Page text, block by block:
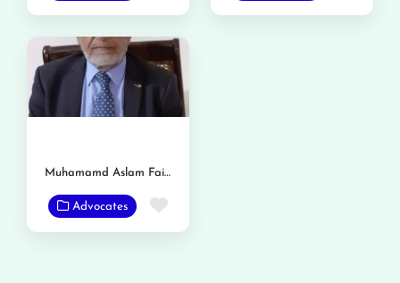
Muhamamd Aslam Faiz Gondal
Advocates Favorite